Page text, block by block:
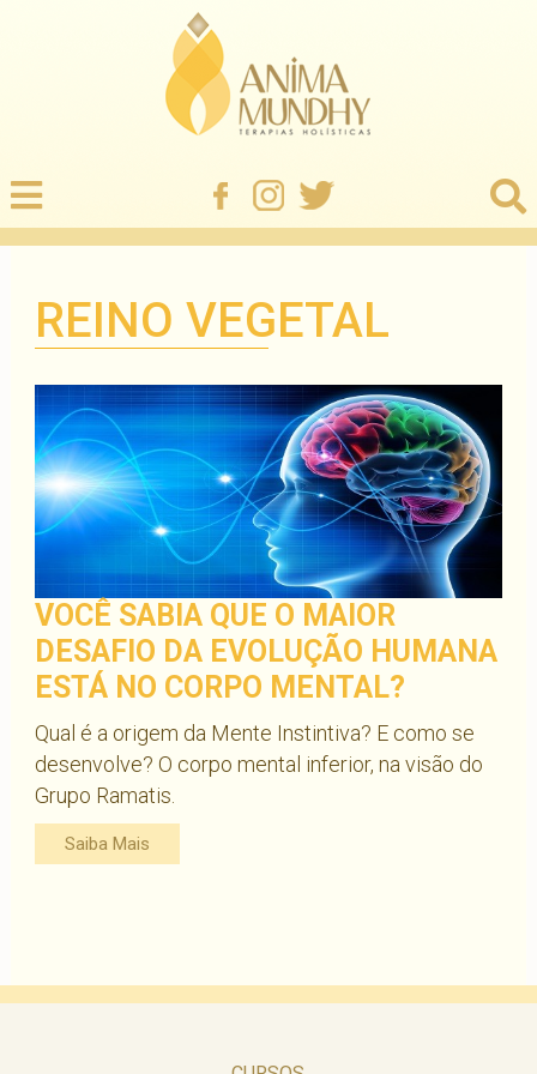
REINO VEGETAL
VOCÊ SABIA QUE O MAIOR
DESAFIO DA EVOLUÇÃO HUMANA
ESTÁ NO CORPO MENTAL?
Qual é a origem da Mente Instintiva? E como se
desenvolve? O corpo mental inferior, na visão do
Grupo Ramatis.
Saiba Mais